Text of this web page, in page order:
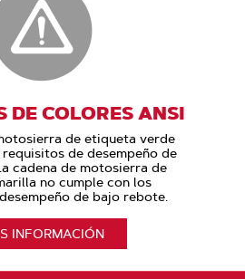
DE COLORES ANSI
de etiqueta verde
de desempeño de
cadena de motosierra de
no cumple con los
de bajo rebote.
INFORMACIÓN